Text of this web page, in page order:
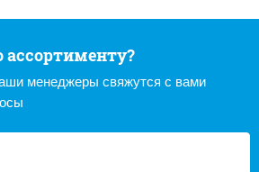
ассортименту?
менеджеры свяжутся с вами